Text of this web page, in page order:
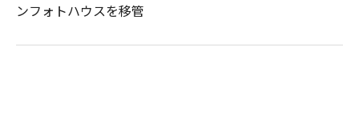
ンフォトハウスを移管